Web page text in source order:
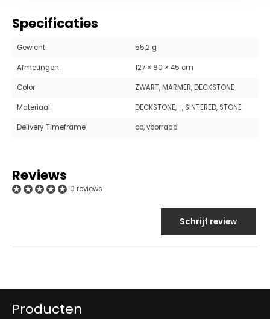
Specificaties
Gewicht 55,2 g
Afmetingen 127 × 80 × 45 cm
Color ZWART, MARMER, DECKSTONE
Materiaal DECKSTONE, -, SINTERED, STONE
Delivery Timeframe op, voorraad
Reviews
0 reviews
Schrijf review
Producten